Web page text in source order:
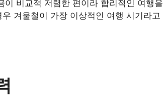
비교적 저렴한 편이라 합리적인 여행을
겨울철이 가장 이상적인 여행 시기라고